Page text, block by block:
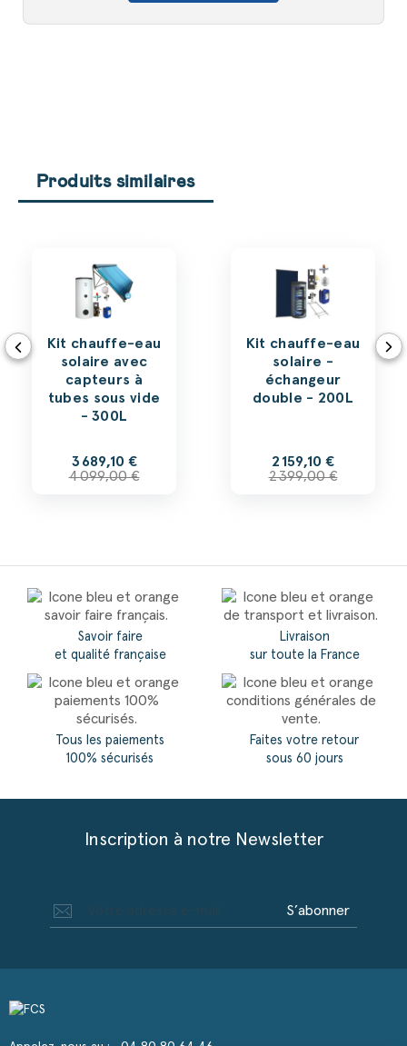
Produits similaires
Kit chauffe-eau
solaire avec
capteurs à
tubes sous vide
- 300L
3 689,10 €
4 099,00 €
Kit chauffe-eau
solaire -
échangeur
double - 200L
2 159,10 €
2 399,00 €
Savoir faire
et qualité française
Tous les paiements
100% sécurisés
Livraison
sur toute la France
Faites votre retour
sous 60 jours
Inscription à notre Newsletter
S’abonner